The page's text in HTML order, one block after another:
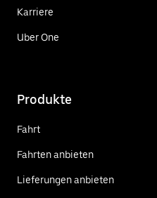
Karriere
Uber One
Produkte
Fahrt
Fahrten anbieten
Lieferungen anbieten